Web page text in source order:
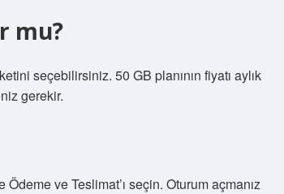
mu?
seçebilirsiniz. 50 GB planının fiyatı aylık
gerekir.
ve Teslimat’ı seçin. Oturum açmanız